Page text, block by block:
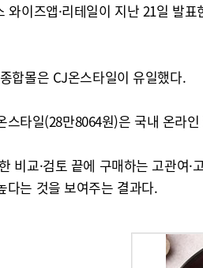
와이즈앱·리테일이 지난 21일 발
합몰은 CJ온스타일이 유일했다.
타일(28만8064원)은 국내 온라
비교·검토 끝에 구매하는 고관
다는 것을 보여주는 결과다.